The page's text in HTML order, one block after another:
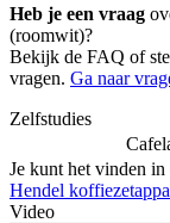
Heb je een vraag
(roomwit)?
Bekijk de FAQ of
vragen. Ga naar
Zelfstudies
Je kunt het vinden in
Hendel
Video